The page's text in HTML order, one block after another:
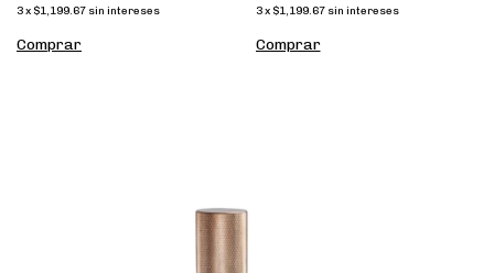
3x $1,199.67 sin intereses 3 x $1,199.67 sin intereses